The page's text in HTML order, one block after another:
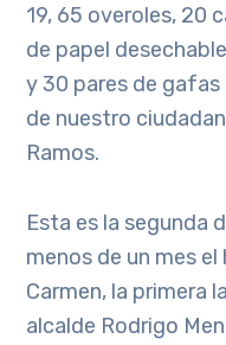
19, 65 overoles, 20
de papel
y 30 pares de
de nuestro
Ramos.
Esta es la segunda
menos de un mes
Carmen, la primera
alcalde Rodrigo